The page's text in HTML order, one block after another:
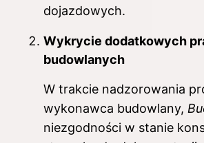
dojazdowych.
Wykrycie dodatkowych
budowlanych
W trakcie nadzorowania
wykonawca budowlany,
niezgodności w stanie